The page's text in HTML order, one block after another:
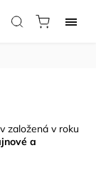
založená v roku
a